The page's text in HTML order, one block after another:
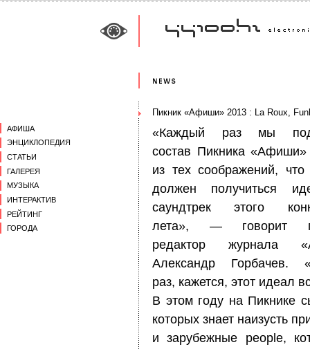
АФИША
ЭНЦИКЛОПЕДИЯ
СТАТЬИ
ГАЛЕРЕЯ
МУЗЫКА
ИНТЕРАКТИВ
РЕЙТИНГ
ГОРОДА
Пикник «Афиши» 2013 : La Roux,
«Каждый раз мы
состав Пикника «Афиши»
из тех соображений, что
должен получиться
саундтрек этого
лета», — говорит
редактор журнала
Александр Горбачев.
раз, кажется, этот идеал
В этом году на Пикнике
которых знает наизусть
и зарубежные people,